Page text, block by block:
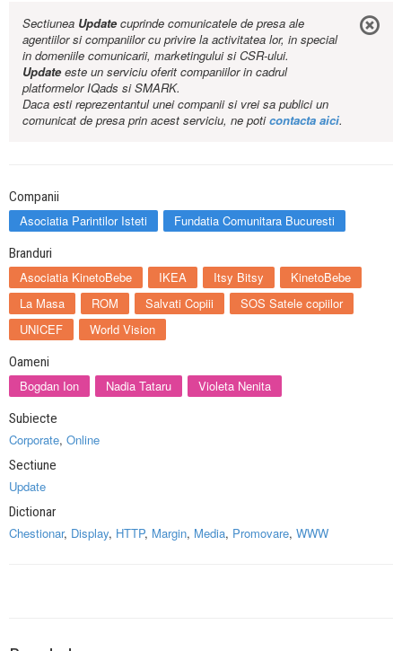
Sectiunea Updatecuprinde comunicatele de presa ale
agentiilor si companiilor cu privire la activitatea lor, in special
in domeniile comunicarii, marketingului si CSR-ului.
Updateeste un serviciu oferit companiilor in cadrul
platformelor IQads si SMARK.
Daca esti reprezentantul unei companii si vrei sa publici un
comunicat de presa prin acest serviciu, ne poticontacta aici.
Companii
Asociatia Parintilor Isteti Fundatia Comunitara Bucuresti
Branduri
Asociatia KinetoBebe IKEA Itsy Bitsy
KinetoBebe
La Masa
ROM Salvati Copiii
SOS Satele copiilor
UNICEF
World Vision
Oameni
Bogdan Ion Nadia Tataru Violeta Nenita
Subiecte
Corporate, Online
Sectiune
Update
Dictionar
Chestionar, Display, HTTP, Margin, Media, Promovare, WWW